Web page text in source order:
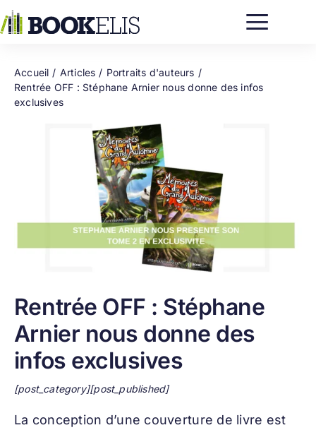
au
contenu
Accueil Articles
Portraits d'auteurs
Rentrée OFF : Stéphane Arnier nous donne des infos
exclusives
Rentrée OFF : Stéphane
Arnier nous donne des
infos exclusives
[post_category][post_published]
La conception d’une couverture de livre est